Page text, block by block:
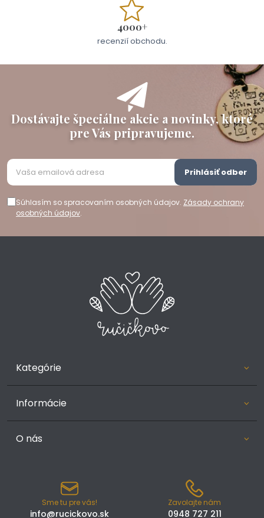
4000+
recenzií obchodu.
Dostávajte špeciálne akcie a novinky, ktoré
pre Vás pripravujeme.
Súhlasím so spracovaním osobných údajov. Zásady ochrany
osobných údajov.
Prihlásiť odber
Kategórie
Informácie
O nás
Sme tu pre vás!
info@rucickovo.sk
Zavolajte nám
0948 727 211